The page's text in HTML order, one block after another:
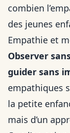
combien
des jeunes
Empathie et
Observer
guider sans
empathiques
la petite
mais d’un